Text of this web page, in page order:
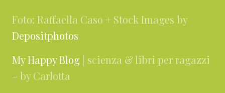
Foto: Raffaella Caso + Stock Images by
Depositphotos
My Happy Blog | scienza & libri per ragazzi
– by Carlotta